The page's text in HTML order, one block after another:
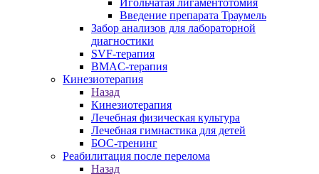
Игольчатая лигаментотомия
Введение препарата Траумель
Забор анализов для лабораторной
диагностики
SVF-терапия
BMAC-терапия
Кинезиотерапия
Назад
Кинезиотерапия
Лечебная физическая культура
Лечебная гимнастика для детей
БОС-тренинг
Реабилитация после перелома
Назад